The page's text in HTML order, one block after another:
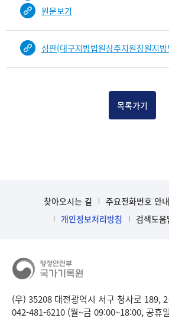
원문보기
심판(대구지방법원상주지원창원지
목록가기
찾아오시는 길 주요전화번호 안내
개인정보처리방침
검색도움
(우) 35208 대전광역시 서구 청사로 189,
042-481-6210 (월~금 09:00~18:00, 공휴